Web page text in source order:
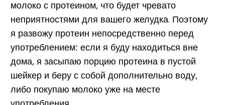
молоко с протеином, что будет чревато
неприятностями для вашего желудка. Поэтому
я развожу протеин непосредственно перед
употреблением: если я буду находиться вне
дома, я засыпаю порцию протеина в пустой
шейкер и беру с собой дополнительно воду,
либо покупаю молоко уже на месте